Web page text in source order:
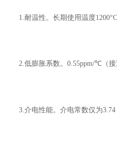
1.耐温性。长期使用温度
2.低膨胀系数。0.55ppm/℃（接
3.介电性能。介电常数仅为3.74